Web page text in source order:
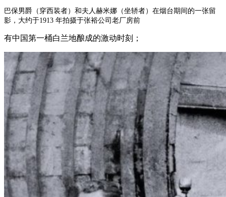
巴保男爵（穿西装者）和夫人赫米娜（坐轿者）在烟台期间的一张留
影，大约于1913 年拍摄于张裕公司老厂房前
有中国第一桶白兰地酿成的激动时刻；